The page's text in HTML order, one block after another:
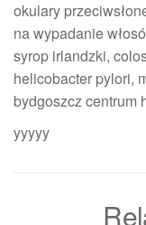
okulary
na wypadanie
syrop irlandzki,
helicobacter pylori,
bydgoszcz centrum
yyyyy